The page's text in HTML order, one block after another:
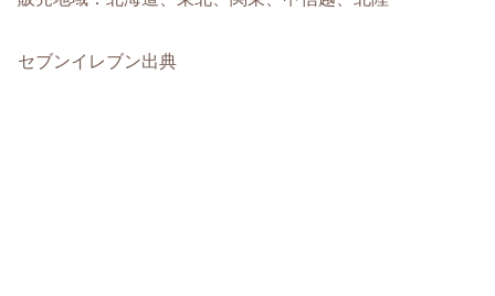
セブンイレブン出典